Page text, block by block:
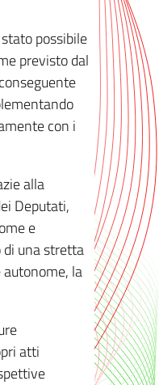
possibile
previsto dal
con i
alla
Deputati,
e
di una stretta
la
atti